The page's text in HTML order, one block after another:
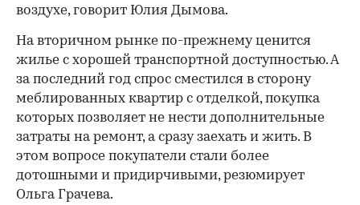
воздухе, говорит Юлия Дымова.
На вторичном рынке по-прежнему ценится
жилье с хорошей транспортной доступностью. А
за последний год спрос сместился в сторону
меблированных квартир с отделкой, покупка
которых позволяет не нести дополнительные
затраты на ремонт, а сразу заехать и жить. В
этом вопросе покупатели стали более
дотошными и придирчивыми, резюмирует
Ольга Грачева.